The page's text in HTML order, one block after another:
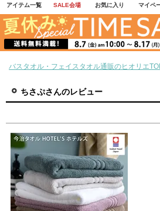
アイテム一覧 SALE会場 お気に入り マイペ
バスタオル・フェイスタオル通販のヒオリエ
ちさぷさんのレビュー